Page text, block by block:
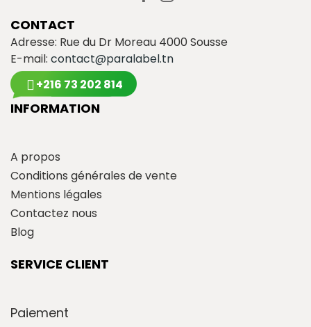
CONTACT
Adresse: Rue du Dr Moreau 4000 Sousse
E-mail: contact@paralabel.tn
+216 73 202 814
INFORMATION
A propos
Conditions générales de vente
Mentions légales
Contactez nous
Blog
SERVICE CLIENT
Paiement